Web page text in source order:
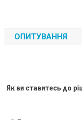
ОПИТУВАННЯ
Як ви ставитесь до